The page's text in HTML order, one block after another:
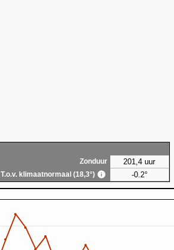
Zonduur
201,4 uur
T.o.v. klimaatnormaal (18,3°) -0.2°